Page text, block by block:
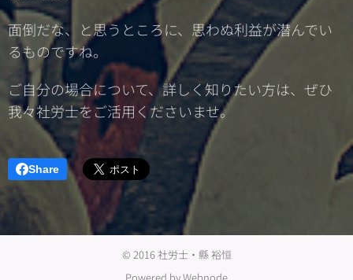
面倒だな、と思うところに、思わぬ利益が潜んでい
るものですね。
ご自分の場合について、詳しく知りたい方は、ぜひ
我々社労士をご活用くださいませ。
Share
© 2016 社労士・縣 裕恒